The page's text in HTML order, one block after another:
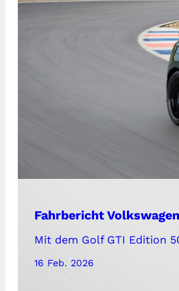
Fahrbericht
Mit dem Golf GTI Edition
16 Feb. 2026